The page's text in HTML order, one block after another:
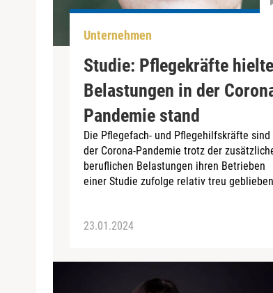
Unternehmen
Studie: Pflegekräfte
Belastungen in der
Pandemie stand
Die Pflegefach- und Pflegehilfskräfte sind
der Corona-Pandemie trotz der
beruflichen Belastungen ihren Betrieben
einer Studie zufolge relativ treu
23.01.2024